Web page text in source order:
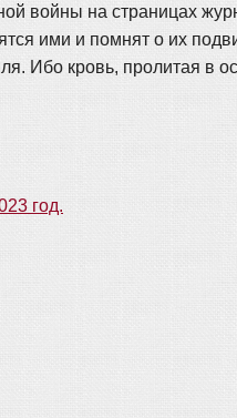
войны на страницах
ими и помнят о их
Ибо кровь, пролитая в
год.